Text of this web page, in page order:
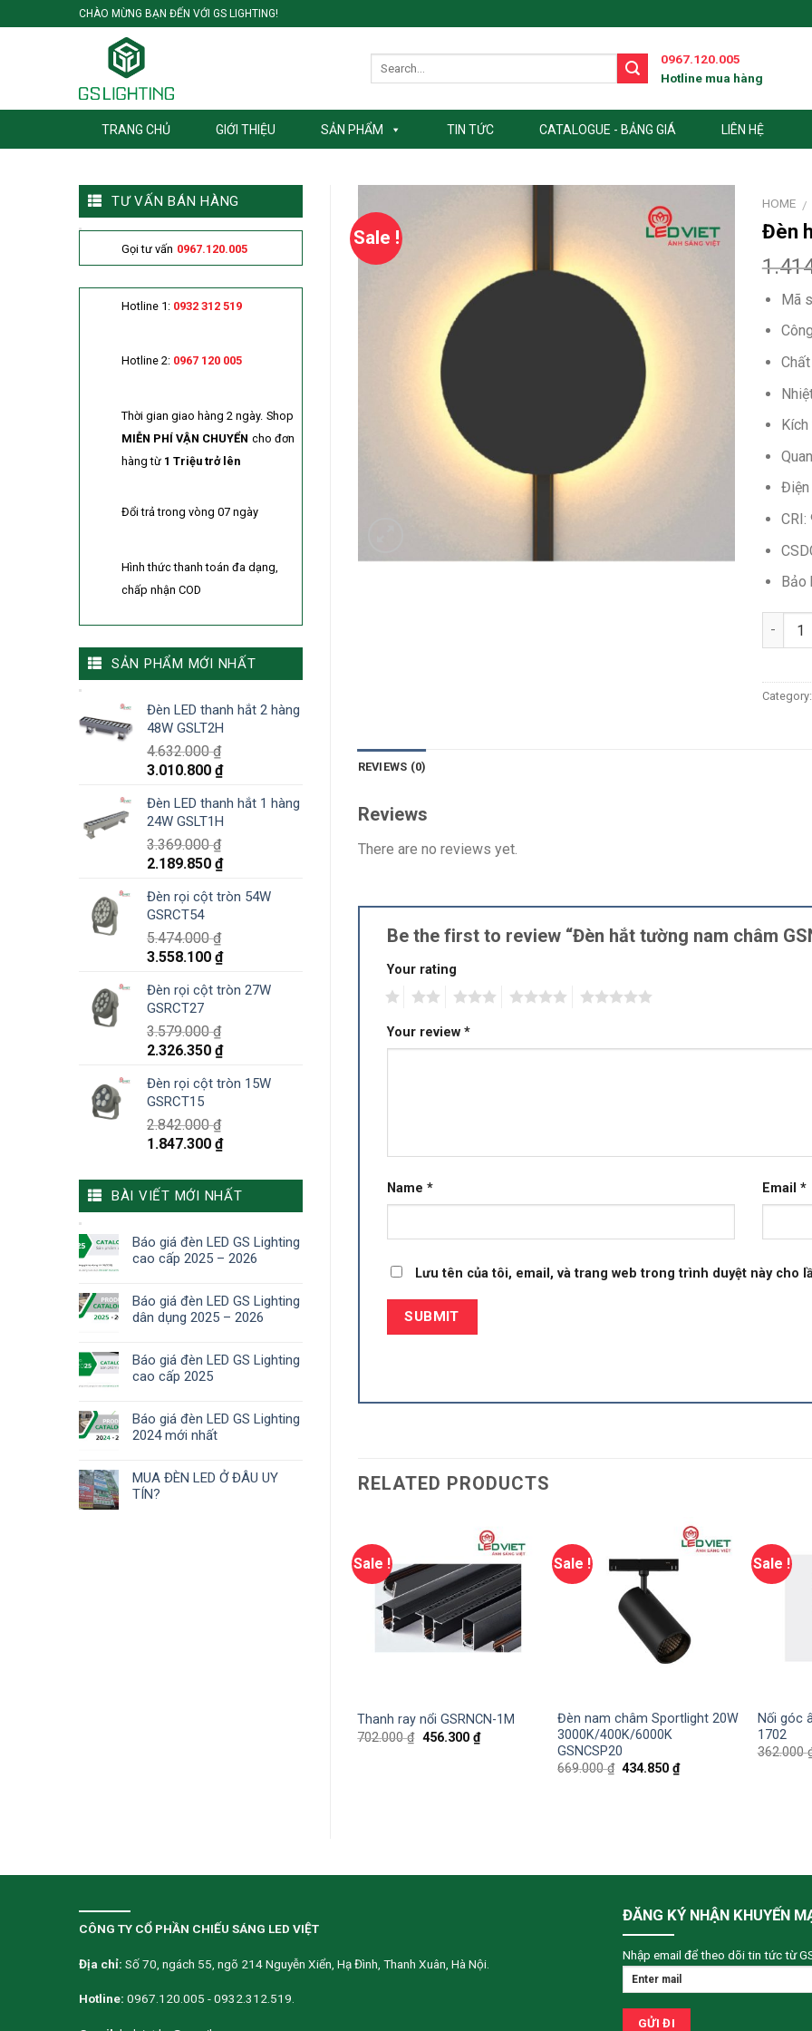
to
CHÀO MỪNG BẠN ĐẾN VỚI GS LIGHTING!
0967.120.005
Hotline mua hàng
TRANG CHỦ GIỚI THIỆU SẢN PHẨM TIN TỨC CATALOGUE - BẢNG GIÁ LIÊN HỆ
Sale !
HOME /
Đèn
Mã
Điện
CRI:
Bảo
Quantity
Category:
REVIEWS (0)
Reviews
There are no reviews yet.
Be the first to review “Đèn hắt tường nam châm
Your rating
Your review *
Name * Email *
Lưu tên của tôi, email, và trang web trong trình duyệt này cho
RELATED PRODUCTS
Sale !
Thanh ray nổi GSRNCN-1M
702.000₫ 456.300 ₫
Sale !
Đèn nam châm Sportlight 20W
3000K/400K/6000K
GSNCSP20
669.000₫ 434.850₫
Sale !
Nối góc
1702
362.000
TƯ VẤN BÁN HÀNG
Gọi tư vấn 0967.120.005
Hotline 1: 0932 312 519
Hotline 2: 0967 120 005
Thời gian giao hàng 2 ngày. Shop
MIỄN PHÍ VẬN CHUYỂN cho đơn
hàng từ 1 Triệu trở lên
Đổi trả trong vòng 07 ngày
Hình thức thanh toán đa dạng,
chấp nhận COD
SẢN PHẨM MỚI NHẤT
Đèn LED thanh hắt 2 hàng
48W GSLT2H
4.632.000₫
3.010.800 ₫
Đèn LED thanh hắt 1 hàng
24W GSLT1H
3.369.000₫
2.189.850 ₫
Đèn rọi cột tròn 54W
GSRCT54
5.474.000₫
3.558.100 ₫
Đèn rọi cột tròn 27W
GSRCT27
3.579.000₫
2.326.350 ₫
Đèn rọi cột tròn 15W
GSRCT15
2.842.000₫
1.847.300 ₫
BÀI VIẾT MỚI NHẤT
Báo giá đèn LED GS Lighting
cao cấp 2025 – 2026
Báo giá đèn LED GS Lighting
dân dụng 2025 – 2026
Báo giá đèn LED GS Lighting
cao cấp 2025
Báo giá đèn LED GS Lighting
2024 mới nhất
MUA ĐÈN LED Ở ĐÂU UY
TÍN?
CÔNG TY CỔ PHẦN CHIẾU SÁNG LED VIỆT
Địa chỉ: Số 70, ngách 55, ngõ 214 Nguyễn Xiển, Hạ Đình, Thanh Xuân, Hà Nội.
Hotline: 0967.120.005 - 0932.312.519.
ĐĂNG KÝ NHẬN KHUYẾN
Nhập email để theo dõi tin tức từ